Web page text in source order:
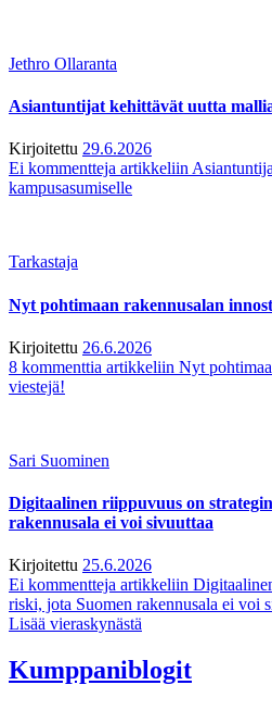
Jethro Ollaranta
Asiantuntijat kehittävät uutta
Kirjoitettu 29.6.2026
Ei kommentteja artikkeliin
kampusasumiselle
Tarkastaja
Nyt pohtimaan rakennusalan
Kirjoitettu 26.6.2026
8 kommenttia artikkeliin Nyt
viestejä!
Sari Suominen
Digitaalinen riippuvuus on
rakennusala ei voi sivuuttaa
Kirjoitettu 25.6.2026
Ei kommentteja artikkeliin
riski, jota Suomen rakennusala ei voi
Lisää vieraskynästä
Kumppaniblogit